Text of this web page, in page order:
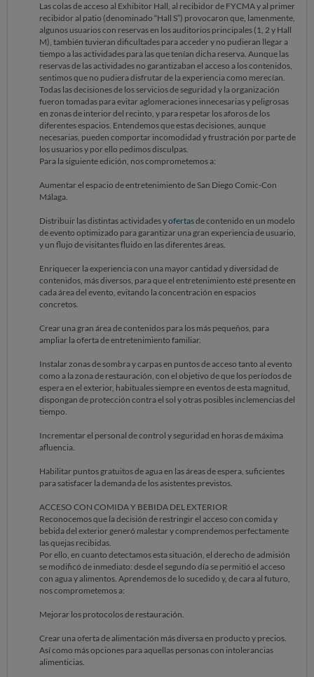
Las colas de acceso al Exhibitor Hall, al recibidor de FYCMA y al primer
recibidor al patio (denominado “Hall S”) provocaron que, lamenmente,
algunos usuarios con reservas en los auditorios principales (1, 2 y Hall
M), también tuvieran dificultades para acceder y no pudieran llegar a
tiempo a las actividades para las que tenían dicha reserva. Aunque las
reservas de las actividades no garantizaban el acceso a los contenidos,
sentimos que no pudiera disfrutar de la experiencia como merecían.
Todas las decisiones de los servicios de seguridad y la organización
fueron tomadas para evitar aglomeraciones innecesarias y peligrosas
en zonas de interior del recinto, y para respetar los aforos de los
diferentes espacios. Entendemos que estas decisiones, aunque
necesarias, pueden comportar incomodidad y frustración por parte de
los usuarios y por ello pedimos disculpas.
Para la siguiente edición, nos comprometemos a:
Aumentar el espacio de entretenimiento de San Diego Comic-Con
Málaga.
Distribuir las distintas actividades yofertasde contenido en un modelo
de evento optimizado para garantizar una gran experiencia de usuario,
y un flujo de visitantes fluido en las diferentes áreas.
Enriquecer la experiencia con una mayor cantidad y diversidad de
contenidos, más diversos, para que el entretenimiento esté presente en
cada área del evento, evitando la concentración en espacios
concretos.
Crear una gran área de contenidos para los más pequeños, para
ampliar la oferta de entretenimiento familiar.
Instalar zonas de sombra y carpas en puntos de acceso tanto al evento
como a la zona de restauración, con el objetivo de que los períodos de
espera en el exterior, habituales siempre en eventos de esta magnitud,
dispongan de protección contra el sol y otras posibles inclemencias del
tiempo.
Incrementar el personal de control y seguridad en horas de máxima
afluencia.
Habilitar puntos gratuitos de agua en las áreas de espera, suficientes
para satisfacer la demanda de los asistentes previstos.
ACCESO CON COMIDA Y BEBIDA DEL EXTERIOR
Reconocemos que la decisión de restringir el acceso con comida y
bebida del exterior generó malestar y comprendemos perfectamente
las quejas recibidas.
Por ello, en cuanto detectamos esta situación, el derecho de admisión
se modificó de inmediato: desde el segundo día se permitió el acceso
con agua y alimentos. Aprendemos de lo sucedido y, de cara al futuro,
nos comprometemos a:
Mejorar los protocolos de restauración.
Crear una oferta de alimentación más diversa en producto y precios.
Así como más opciones para aquellas personas con intolerancias
alimenticias.